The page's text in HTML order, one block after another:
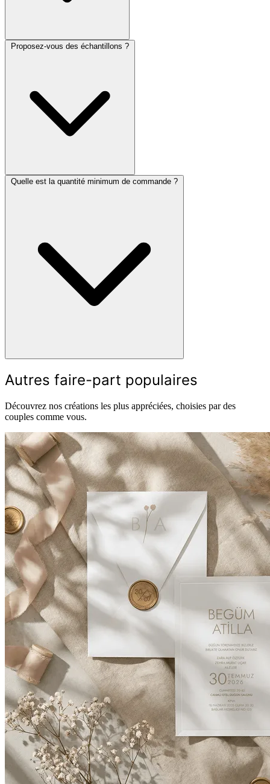
Proposez-vous des échantillons ?
Quelle est la quantité minimum de commande ?
Autres faire-part populaires
Découvrez nos créations les plus appréciées, choisies par des
couples comme vous.